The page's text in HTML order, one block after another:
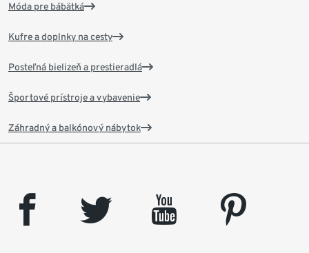
Móda pre bábätká
Kufre a doplnky na cesty
Posteľná bielizeň a prestieradlá
Športové prístroje a vybavenie
Záhradný a balkónový nábytok
facebook twitter youtube
pinterest